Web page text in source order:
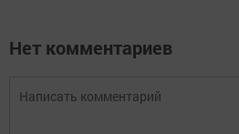
Нет комментариев